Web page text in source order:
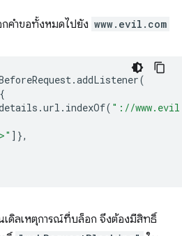
คำขอทั้งหมดไปยัง www.evil.com
.addListener(
{
.url . indexOf( "://
]},
ดิลเหตุการณ์ที่บล็อก จึงต้องมีสิทธิ์